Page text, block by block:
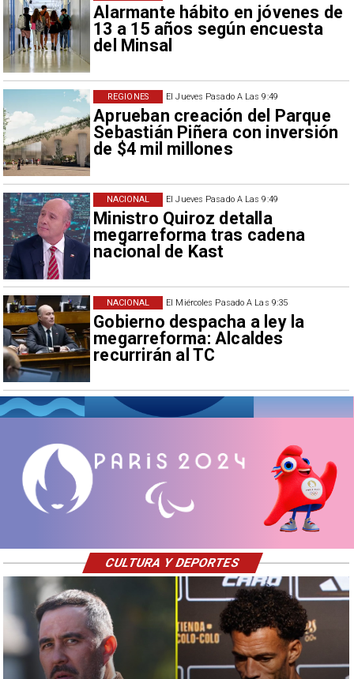
Alarmante hábito en jóvenes de
13 a 15 años según encuesta
del Minsal
El Jueves Pasado A Las 9:49
Aprueban creación del Parque
Sebastián Piñera con inversión
de $4 mil millones
REGIONES
El Jueves Pasado A Las 9:49
Ministro Quiroz detalla
megarreforma tras cadena
nacional de Kast
NACIONAL
El Miércoles Pasado A Las 9:35
Gobierno despacha a ley la
megarreforma: Alcaldes
recurrirán al TC
NACIONAL
CULTURA Y DEPORTES